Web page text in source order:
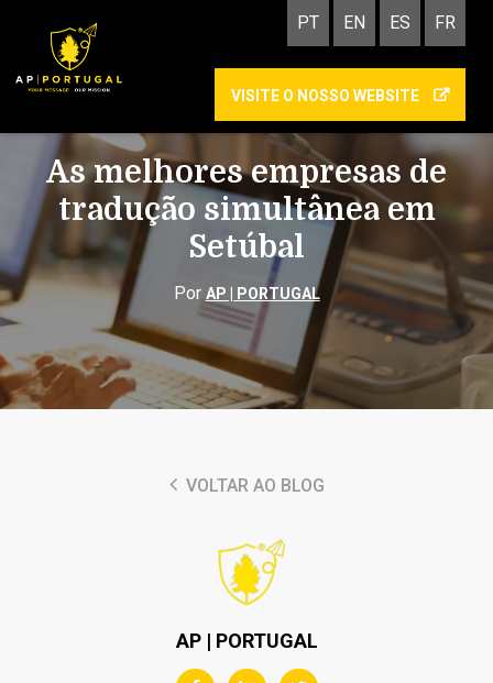
PT EN ES FR
VISITE O NOSSO WEBSITE
As melhores empresas de
tradução simultânea em
Setúbal
Por AP | PORTUGAL
VOLTAR AO BLOG
AP | PORTUGAL